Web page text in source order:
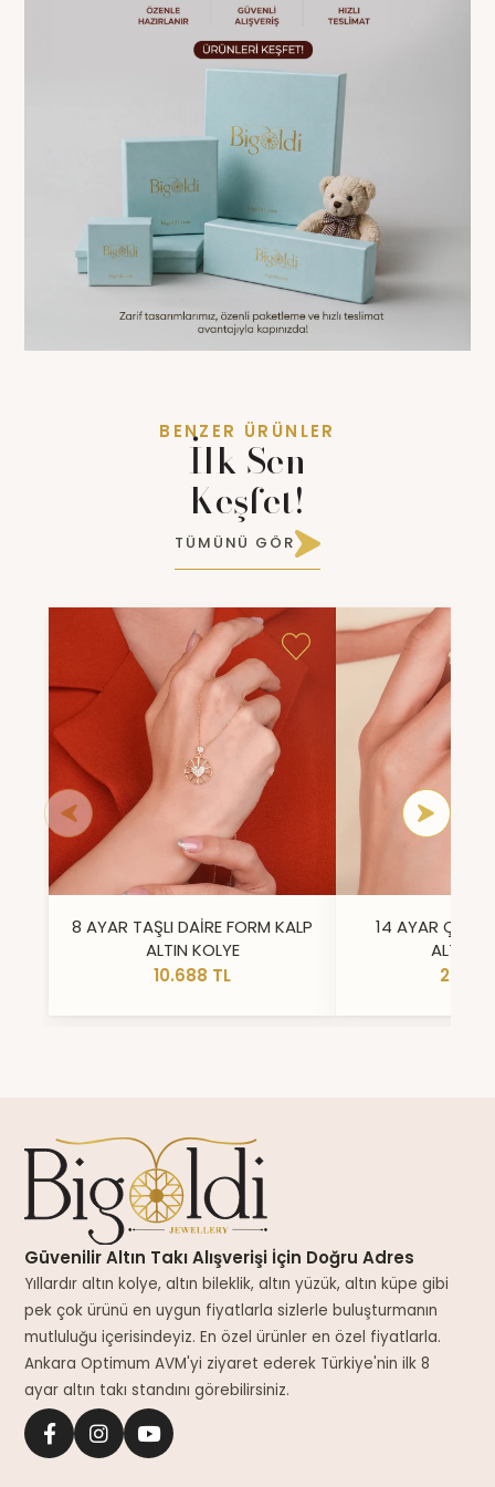
BENZER ÜRÜNLER
İlk Sen
Keşfet!
TÜMÜNÜ GÖR
8 AYAR TAŞLI DAİRE FORM KALP
ALTIN KOLYE
10.688 TL
14 AYAR ÇİFT
ALTIN
Güvenilir Altın Takı Alışverişi İçin Doğru Adres
Yıllardır altın kolye, altın bileklik, altın yüzük, altın küpe gibi
pek çok ürünü en uygun fiyatlarla sizlerle buluşturmanın
mutluluğu içerisindeyiz. En özel ürünler en özel fiyatlarla.
Ankara Optimum AVM'yi ziyaret ederek Türkiye'nin ilk 8
ayar altın takı standını görebilirsiniz.